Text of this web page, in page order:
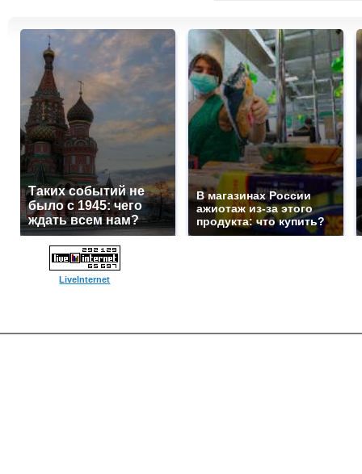
Таких событий не
было с 1945: чего
ждать всем нам?
В магазинах России
ажиотаж из-за этого
продукта: что купить?
LiveInternet